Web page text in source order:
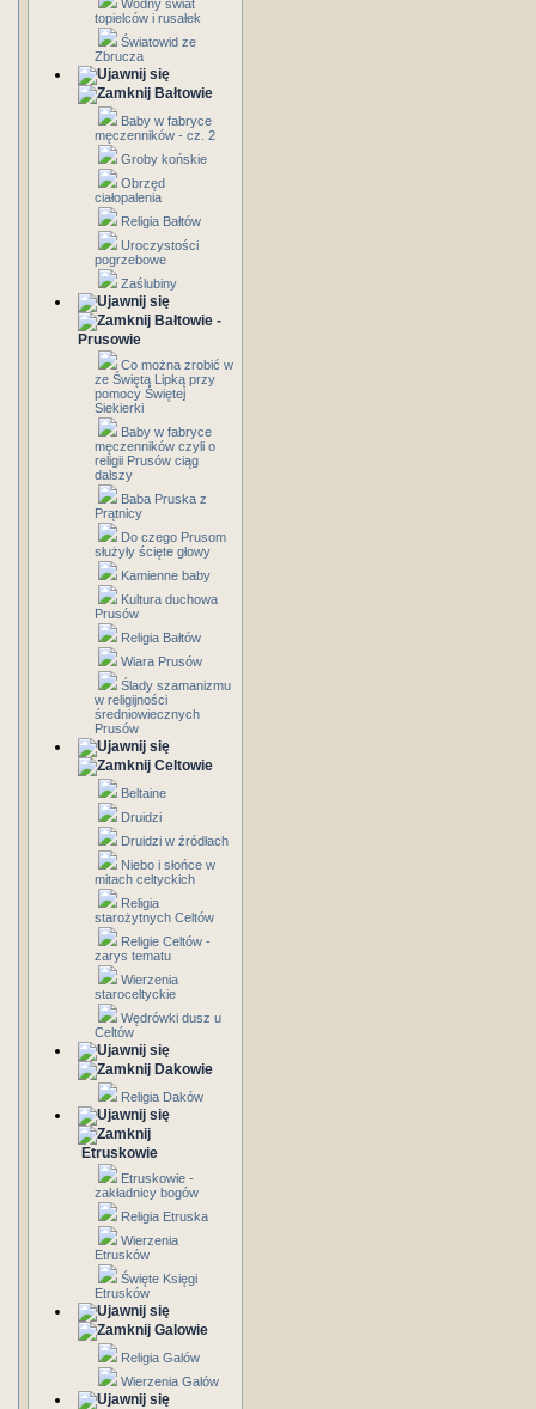
Wodny świat
topielców i rusałek
Światowid ze
Zbrucza
Bałtowie
Baby w fabryce
męczenników - cz. 2
Groby końskie
Obrzęd
ciałopalenia
Religia Bałtów
Uroczystości
pogrzebowe
Zaślubiny
Bałtowie -
Prusowie
Co można zrobić w
ze Świętą Lipką przy
pomocy Świętej
Siekierki
Baby w fabryce
męczenników czyli o
religii Prusów ciąg
dalszy
Baba Pruska z
Prątnicy
Do czego Prusom
służyły ścięte głowy
Kamienne baby
Kultura duchowa
Prusów
Religia Bałtów
Wiara Prusów
Ślady szamanizmu
w religijności
średniowiecznych
Prusów
Celtowie
Beltaine
Druidzi
Druidzi w źródłach
Niebo i słońce w
mitach celtyckich
Religia
starożytnych Celtów
Religie Celtów -
zarys tematu
Wierzenia
staroceltyckie
Wędrówki dusz u
Celtów
Dakowie
Religia Daków
Etruskowie
Etruskowie -
zakładnicy bogów
Religia Etruska
Wierzenia
Etrusków
Święte Księgi
Etrusków
Galowie
Religia Galów
Wierzenia Galów